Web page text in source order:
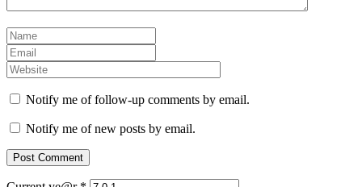
Notify me of follow-up comments by email.
Notify me of new posts by email.